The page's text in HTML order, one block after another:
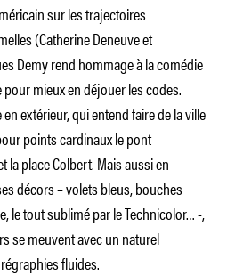
sur les trajectoires
(Catherine Deneuve et
Demy rend hommage à la comédie
mieux en déjouer les codes.
extérieur, qui entend faire de la ville
points cardinaux le pont
place Colbert. Mais aussi en
décors – volets bleus, bouches
le tout sublimé par le Technicolor… -,
se meuvent avec un naturel
fluides.